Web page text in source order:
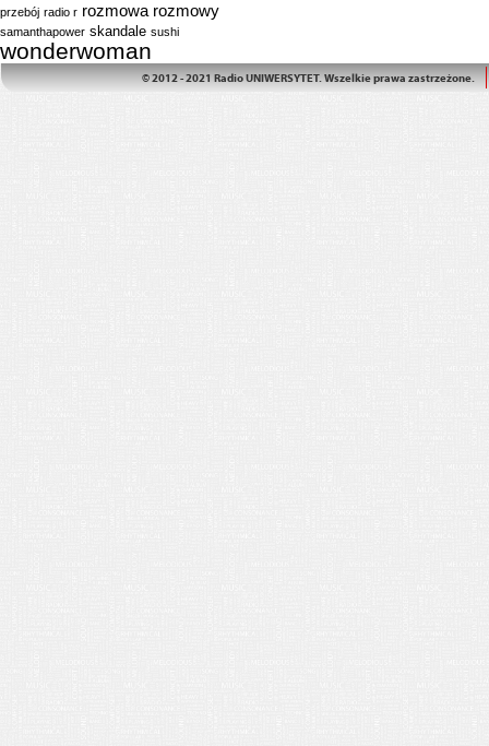
przebój radio r rozmowa rozmowy
samanthapower skandale sushi
wonderwoman
© 2012 - 2021 Radio UNIWERSYTET. Wszelkie prawa zastrzeżone.